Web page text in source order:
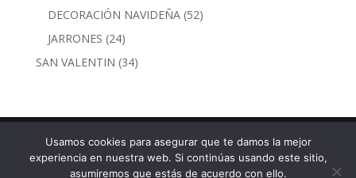
productos
DECORACIÓN NAVIDEÑA 5252
JARRONES 2424
productos
SAN VALENTIN 3434
Calle Torre Nueva, 30 · 50003 Zaragoza - Tel. 976 29
Usamos cookies para asegurar que te damos la mejor
experiencia en nuestra web. Si continúas usando este sitio,
asumiremos que estás de acuerdo con ello.